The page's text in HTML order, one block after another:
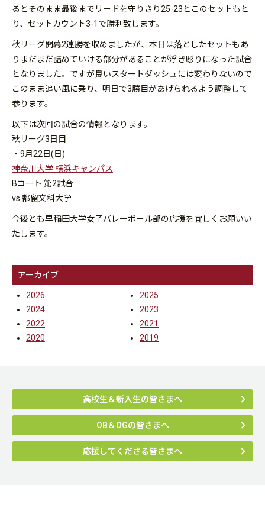
るとそのまま最後までリードを守りきり25-23とこのセットもと
り、セットカウント3-1で勝利致します。
秋リーグ開幕2連勝を収めましたが、本日は落としたセットもあ
りまだまだ詰めていける部分があることが浮き彫りになった試合
となりました。ですが良いスタートダッシュには変わりないので
このまま追い風に乗り、明日で3勝目があげられるよう調整して
参ります。
以下は次回の試合の情報となります。
秋リーグ3日目
・9月22日(日)
神奈川大学 横浜キャンパス
Bコート 第2試合
vs.都留文科大学
今後とも早稲田大学女子バレーボール部の応援を宜しくお願いい
たします。
アーカイブ
2026
2025
2024
2023
2022
2021
2020
2019
高校生＆新入生の皆さまへ
OB＆OGの皆さまへ
応援してくださる皆さまへ